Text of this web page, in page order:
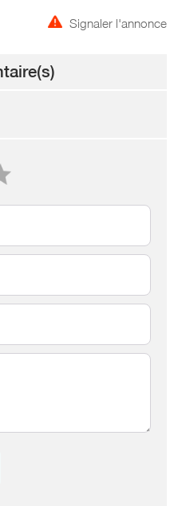
Signaler l'annonce